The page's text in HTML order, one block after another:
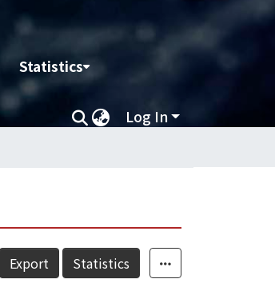
Statistics
Log In
Export Statistics